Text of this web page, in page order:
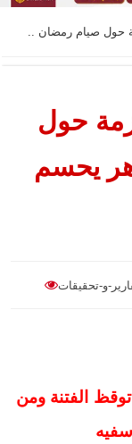
حول صيام رمضان ..
حول
يحسم
و-تحقيقات
الفتنة ومن